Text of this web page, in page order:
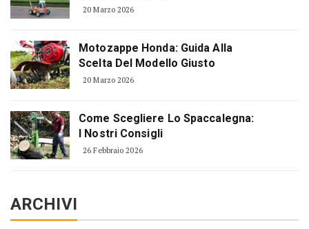
20 Marzo 2026
Motozappe Honda: Guida Alla
Scelta Del Modello Giusto
20 Marzo 2026
Come Scegliere Lo Spaccalegna:
I Nostri Consigli
26 Febbraio 2026
ARCHIVI